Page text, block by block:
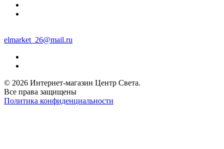
elmarket_26@mail.ru
© 2026 Интернет-магазин Центр Света.
Все права защищены
Политика конфиденциальности